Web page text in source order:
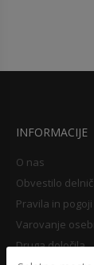
INFORMACIJE
O nas
Obvestilo
Pravila in
Varovanje
Druga določila